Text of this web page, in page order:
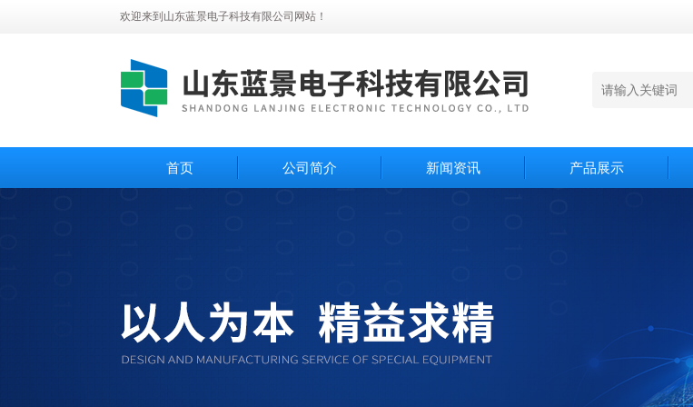
欢迎来到山东蓝景电子科技有限公司网站！
首页 公司简介 新闻资讯 产品展示